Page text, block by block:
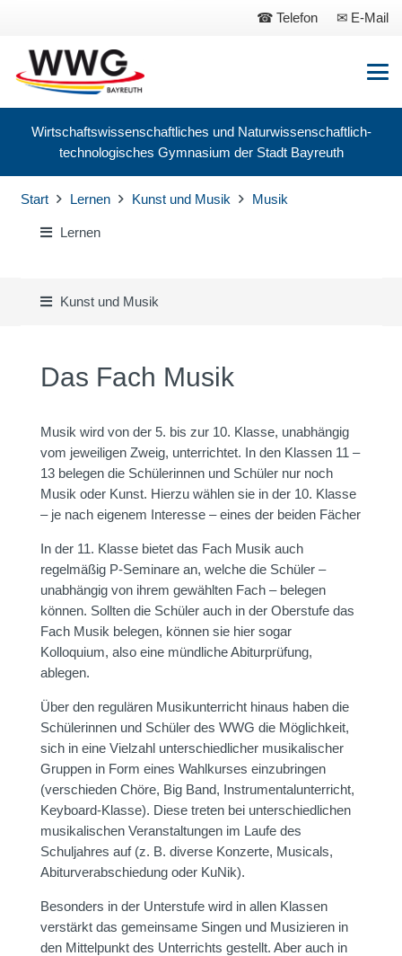
Telefon E-Mail
Wirtschaftswissenschaftliches und Naturwissenschaftlich-
technologisches Gymnasium der Stadt Bayreuth
Start Lernen Kunst und Musik Musik
Lernen
Kunst und Musik
Das Fach Musik
Musik wird von der 5. bis zur 10. Klasse, unabhängig
vom jeweiligen Zweig, unterrichtet. In den Klassen 11 –
13 belegen die Schülerinnen und Schüler nur noch
Musik oder Kunst. Hierzu wählen sie in der 10. Klasse
– je nach eigenem Interesse – eines der beiden Fächer
In der 11. Klasse bietet das Fach Musik auch
regelmäßig P-Seminare an, welche die Schüler –
unabhängig von ihrem gewählten Fach – belegen
können. Sollten die Schüler auch in der Oberstufe das
Fach Musik belegen, können sie hier sogar
Kolloquium, also eine mündliche Abiturprüfung,
ablegen.
Über den regulären Musikunterricht hinaus haben die
Schülerinnen und Schüler des WWG die Möglichkeit,
sich in eine Vielzahl unterschiedlicher musikalischer
Gruppen in Form eines Wahlkurses einzubringen
(verschieden Chöre, Big Band, Instrumentalunterricht,
Keyboard-Klasse). Diese treten bei unterschiedlichen
musikalischen Veranstaltungen im Laufe des
Schuljahres auf (z. B. diverse Konzerte, Musicals,
Abiturverabschiedung oder KuNik).
Besonders in der Unterstufe wird in allen Klassen
verstärkt das gemeinsame Singen und Musizieren in
den Mittelpunkt des Unterrichts gestellt. Aber auch in